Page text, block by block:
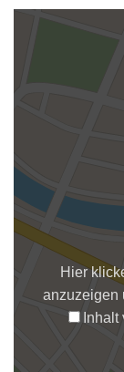
Hier
anzuzeigen